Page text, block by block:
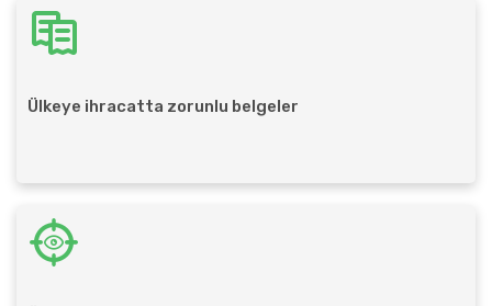
Ülkeye ihracatta zorunlu belgeler